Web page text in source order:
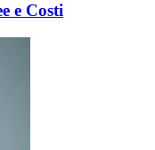
e Costi